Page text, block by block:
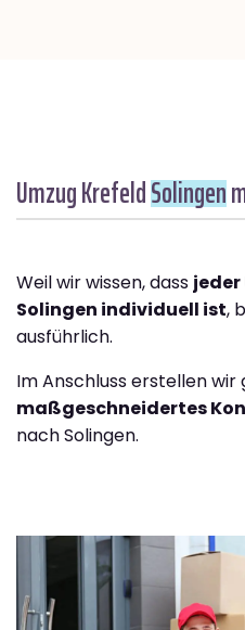
Umzug KrefeldSolingen
Weil wir wissen, dass jeder
Solingen individuell ist,
ausführlich.
Im Anschluss erstellen
maßgeschneidertes
nach Solingen.